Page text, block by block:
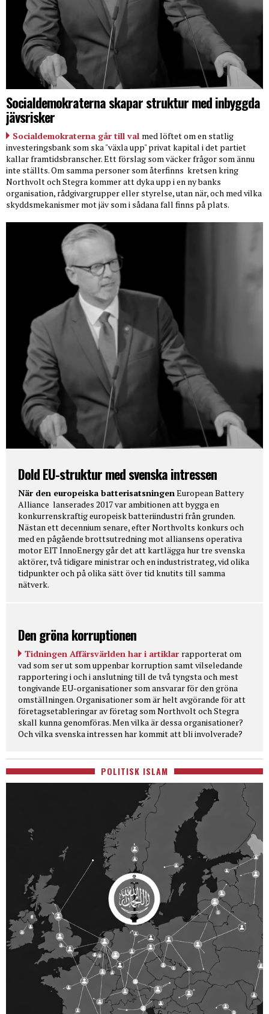
Socialdemokraterna skapar struktur med inbyggda
jävsrisker
Socialdemokraterna går till val med löftet om en statlig
investeringsbank som ska "växla upp" privat kapital i det partiet
kallar framtidsbranscher. Ett förslag som väcker frågor som ännu
inte ställts. Om samma personer som återfinns kretsen kring
Northvolt och Stegra kommer att dyka upp i en ny banks
organisation, rådgivargrupper eller styrelse, utan när, och med vilka
skyddsmekanismer mot jäv som i sådana fall finns på plats.
Dold EU-struktur med svenska intressen
När den europeiska batterisatsningen European Battery
Alliance lanserades 2017 var ambitionen att bygga en
konkurrenskraftig europeisk batteriindustri från grunden.
Nästan ett decennium senare, efter Northvolts konkurs och
med en pågående brottsutredning mot alliansens operativa
motor EIT InnoEnergy går det att kartlägga hur tre svenska
aktörer, två tidigare ministrar och en industristrateg, vid olika
tidpunkter och på olika sätt över tid knutits till samma
nätverk.
Den gröna korruptionen
Tidningen Affärsvärlden har i artiklar rapporterat om
vad som ser ut som uppenbar korruption samt vilseledande
rapportering i och i anslutning till de två tyngsta och mest
tongivande EU-organisationer som ansvarar för den gröna
omställningen. Organisationer som är helt avgörande för att
företagsetableringar av företag som Northvolt och Stegra
skall kunna genomföras. Men vilka är dessa organisationer?
Och vilka svenska intressen har kommit att bli involverade?
POLITISK ISLAM